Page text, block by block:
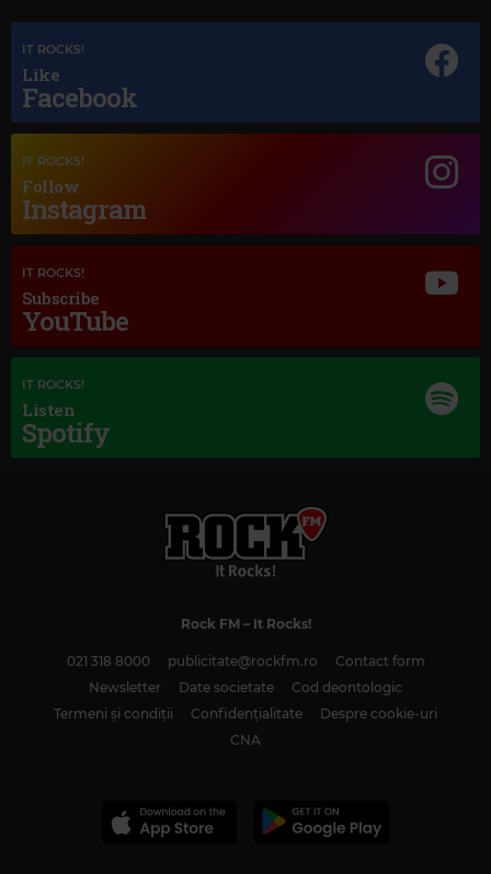
Magic Jazz
DIANA KRALL HOW DEEP IS THE OCEAN AUDIO
JOSEPH HAYDN
SYMPHONY NO. 92 IN G MAJOR, HOB. 1:92 "OXFORD
SYMPHONY": I. ADAGIO - ALLEGRO SPIRITOSO
IT ROCKS!
Like
Facebook
IT ROCKS!
Follow
Instagram
IT ROCKS!
Subscribe
YouTube
IT ROCKS!
Listen
Spotify
Rock FM– It Rocks!
021 318 8000 publicitate@rockfm.ro
Contact form
Newsletter
Date societate
Cod deontologic
Termeni și condiții
Confidențialitate
Despre cookie-uri
CNA